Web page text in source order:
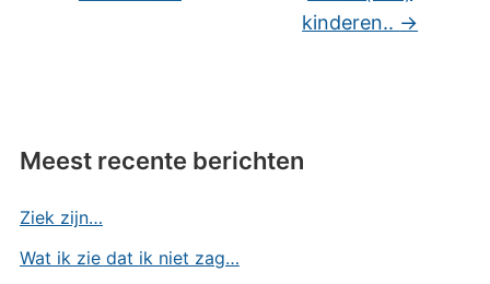
kinderen.. →
Meest recente berichten
Ziek zijn…
Wat ik zie dat ik niet zag…